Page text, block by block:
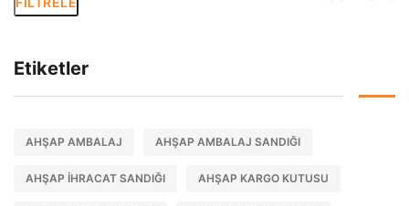
Etiketler
AHŞAP AMBALAJ AHŞAP AMBALAJ SANDIĞI
AHŞAP IHRACAT SANDIĞI AHŞAP KARGO KUTUSU